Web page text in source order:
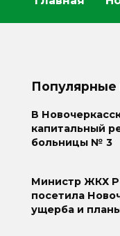
Популярные
В
капитальный
больницы № 3
Министр ЖКХ
посетила
ущерба и